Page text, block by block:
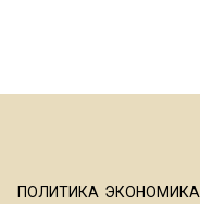
ПОЛИТИКА ЭКОНОМИКА